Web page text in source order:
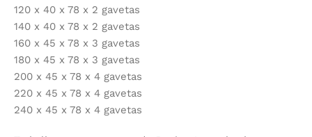
120 x 40 x 78 x 2 gavetas
140 x 40 x 78 x 2 gavetas
160 x 45 x 78 x 3 gavetas
180 x 45 x 78 x 3 gavetas
200 x 45 x 78 x 4 gavetas
220 x 45 x 78 x 4 gavetas
240 x 45 x 78 x 4 gavetas